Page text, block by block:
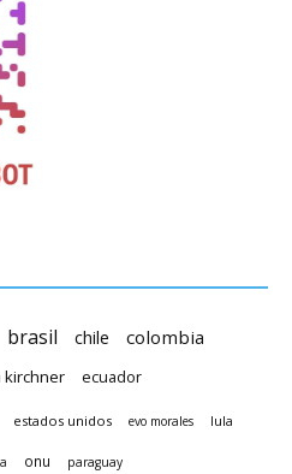
brasil chile colombia
kirchner ecuador
estados unidos evo morales lula
onu paraguay